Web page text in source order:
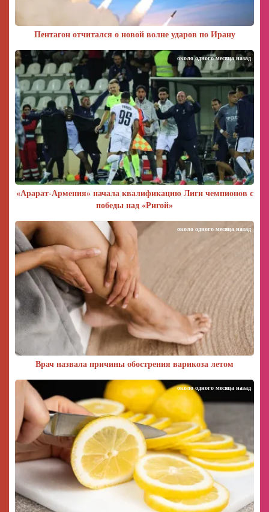
Пентагон отчитался о новой волне ударов по Ирану
«Арарат‑Армения» начала квалификацию Лиги чемпионов с
победы над «Ригой»
около одного месяца назад
Врач назвала причины обострения варикоза летом
около одного месяца назад
около одного месяца назад